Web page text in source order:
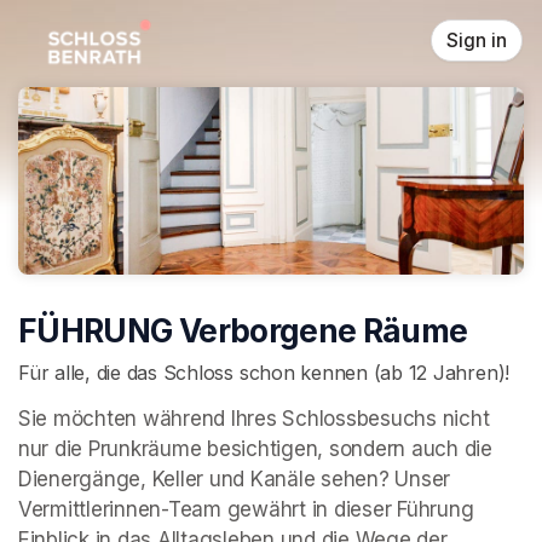
Sign in
FÜHRUNG Verborgene Räume
Für alle, die das Schloss schon kennen (ab 12 Jahren)!
Sie möchten während Ihres Schlossbesuchs nicht
nur die Prunkräume besichtigen, sondern auch die
Dienergänge, Keller und Kanäle sehen? Unser
Vermittlerinnen-Team gewährt in dieser Führung